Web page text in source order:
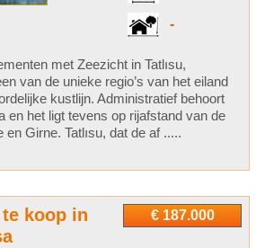
-
met Zeezicht in Tatlısu,
van de unieke regio’s van het eiland
kustlijn. Administratief behoort
en het ligt tevens op rijafstand van de
Girne. Tatlısu, dat de af .....
€ 187.000
koop in